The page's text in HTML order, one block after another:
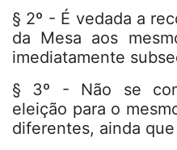
§ 2º - É vedada a
da Mesa aos
imediatamente
§ 3º - Não se
eleição para o
diferentes, ainda